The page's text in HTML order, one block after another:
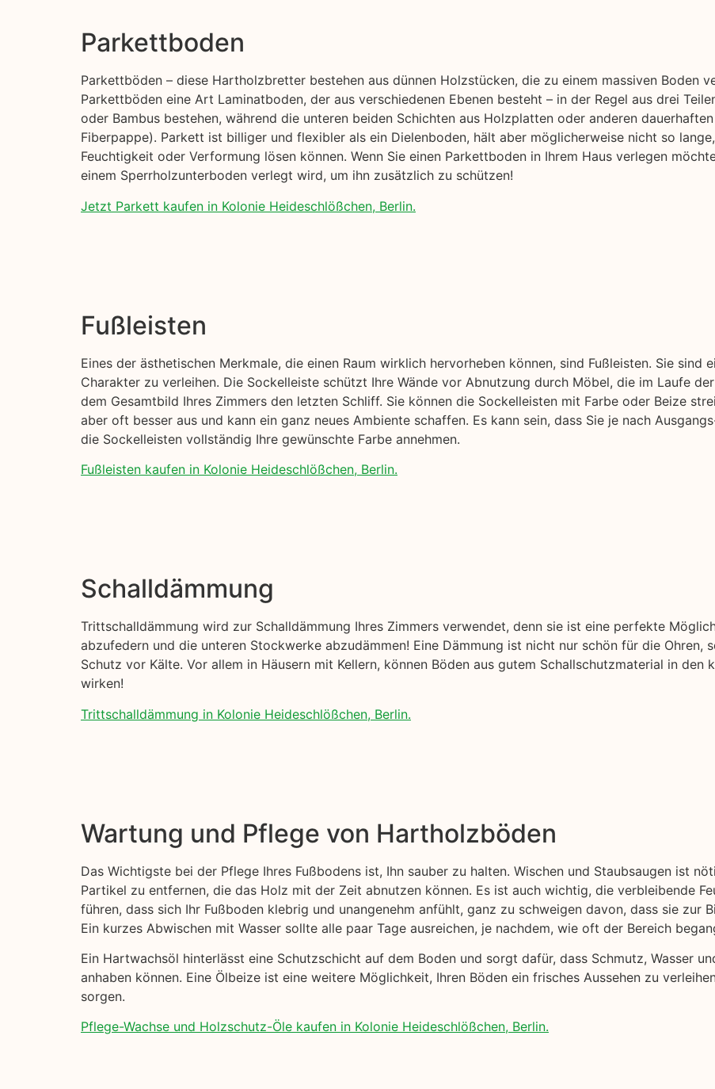
Parkettboden
Parkettböden – diese Hartholzbretter bestehen aus dünnen Holzstücken, die zu einem massiven Boden
Parkettböden eine Art Laminatboden, der aus verschiedenen Ebenen besteht – in der Regel aus drei
oder Bambus bestehen, während die unteren beiden Schichten aus Holzplatten oder anderen
Fiberpappe). Parkett ist billiger und flexibler als ein Dielenboden, hält aber möglicherweise nicht so
Feuchtigkeit oder Verformung lösen können. Wenn Sie einen Parkettboden in Ihrem Haus verlegen
einem Sperrholzunterboden verlegt wird, um ihn zusätzlich zu schützen!
Jetzt Parkett kaufen in Kolonie Heideschlößchen, Berlin.
Fußleisten
Eines der ästhetischen Merkmale, die einen Raum wirklich hervorheben können, sind Fußleisten. Sie sind
Charakter zu verleihen. Die Sockelleiste schützt Ihre Wände vor Abnutzung durch Möbel, die im Laufe
dem Gesamtbild Ihres Zimmers den letzten Schliff. Sie können die Sockelleisten mit Farbe oder Beize
aber oft besser aus und kann ein ganz neues Ambiente schaffen. Es kann sein, dass Sie je nach
die Sockelleisten vollständig Ihre gewünschte Farbe annehmen.
Fußleisten kaufen in Kolonie Heideschlößchen, Berlin.
Schalldämmung
Trittschalldämmung wird zur Schalldämmung Ihres Zimmers verwendet, denn sie ist eine perfekte
abzufedern und die unteren Stockwerke abzudämmen! Eine Dämmung ist nicht nur schön für die Ohren,
Schutz vor Kälte. Vor allem in Häusern mit Kellern, können Böden aus gutem Schallschutzmaterial in den
wirken!
Trittschalldämmung in Kolonie Heideschlößchen, Berlin.
Wartung und Pflege von Hartholzböden
Das Wichtigste bei der Pflege Ihres Fußbodens ist, Ihn sauber zu halten. Wischen und Staubsaugen ist
Partikel zu entfernen, die das Holz mit der Zeit abnutzen können. Es ist auch wichtig, die verbleibende
führen, dass sich Ihr Fußboden klebrig und unangenehm anfühlt, ganz zu schweigen davon, dass sie zur
Ein kurzes Abwischen mit Wasser sollte alle paar Tage ausreichen, je nachdem, wie oft der Bereich
Ein Hartwachsöl hinterlässt eine Schutzschicht auf dem Boden und sorgt dafür, dass Schmutz, Wasser
anhaben können. Eine Ölbeize ist eine weitere Möglichkeit, Ihren Böden ein frisches Aussehen zu
sorgen.
Pflege-Wachse und Holzschutz-Öle kaufen in Kolonie Heideschlößchen, Berlin.